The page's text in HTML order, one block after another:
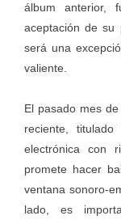
álbum anterior,
aceptación de su
será una
valiente.
El pasado mes
reciente,
electrónica con
promete hacer
ventana sonoro-
lado, es